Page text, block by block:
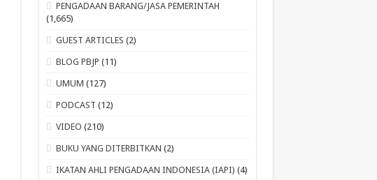
PENGADAAN BARANG/JASA PEMERINTAH
(1,665)
GUEST ARTICLES (2)
BLOG PBJP (11)
UMUM (127)
PODCAST (12)
VIDEO (210)
BUKU YANG DITERBITKAN (2)
IKATAN AHLI PENGADAAN INDONESIA (IAPI) (4)